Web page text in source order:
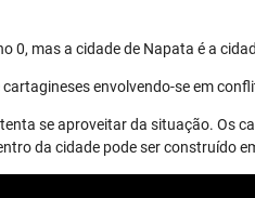
0, mas a cidade de Napata é a
envolvendo-se em
se aproveitar da situação. Os
da cidade pode ser construído